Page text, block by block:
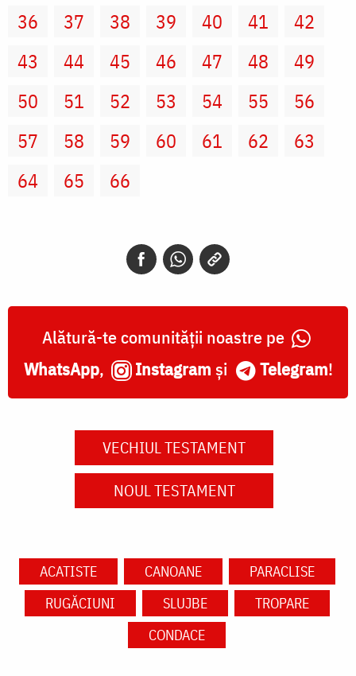
36
37 38 39 40 41
42
43
44 45 46 47 48
49
50
51 52 53 54 55
56
57
58 59 60 61 62
63
64
65 66
Alătură-te comunității noastre pe
WhatsApp, Instagram și Telegram!
VECHIUL TESTAMENT
NOUL TESTAMENT
ACATISTE CANOANE
PARACLISE
RUGĂCIUNI
SLUJBE
TROPARE
CONDACE